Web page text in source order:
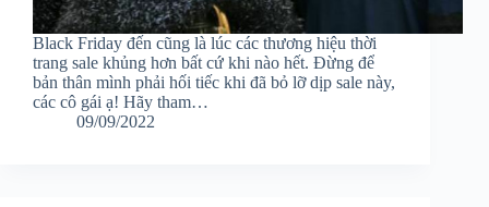
Black Friday đến cũng là lúc các thương hiệu thời
trang sale khủng hơn bất cứ khi nào hết. Đừng để
bản thân mình phải hối tiếc khi đã bỏ lỡ dịp sale này,
các cô gái ạ! Hãy tham…
09/09/2022